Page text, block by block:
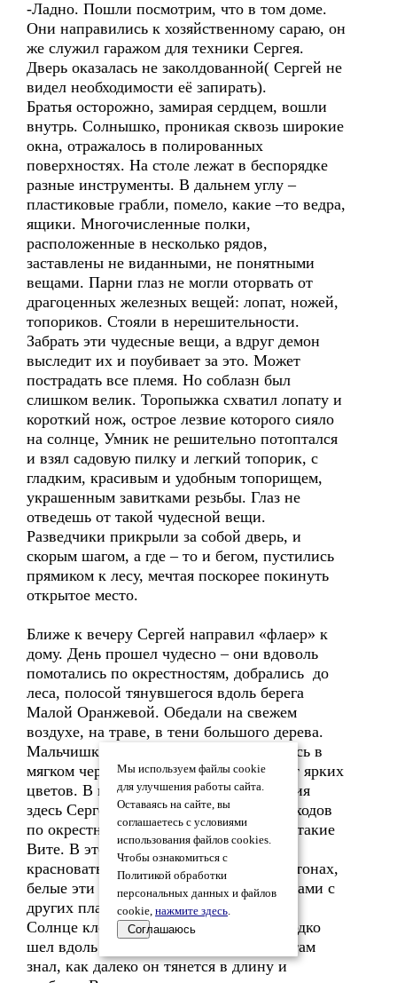
-Ладно. Пошли посмотрим, что в том доме.
Они направились к хозяйственному сараю, он
же служил гаражом для техники Сергея.
Дверь оказалась не заколдованной( Сергей не
видел необходимости её запирать).
Братья осторожно, замирая сердцем, вошли
внутрь. Солнышко, проникая сквозь широкие
окна, отражалось в полированных
поверхностях. На столе лежат в беспорядке
разные инструменты. В дальнем углу –
пластиковые грабли, помело, какие –то ведра,
ящики. Многочисленные полки,
расположенные в несколько рядов,
заставлены не виданными, не понятными
вещами. Парни глаз не могли оторвать от
драгоценных железных вещей: лопат, ножей,
топориков. Стояли в нерешительности.
Забрать эти чудесные вещи, а вдруг демон
выследит их и поубивает за это. Может
пострадать все племя. Но соблазн был
слишком велик. Торопыжка схватил лопату и
короткий нож, острое лезвие которого сияло
на солнце, Умник не решительно потоптался
и взял садовую пилку и легкий топорик, с
гладким, красивым и удобным топорищем,
украшенным завитками резьбы. Глаз не
отведешь от такой чудесной вещи.
Разведчики прикрыли за собой дверь, и
скорым шагом, а где – то и бегом, пустились
прямиком к лесу, мечтая поскорее покинуть
открытое место.
Ближе к вечеру Сергей направил «флаер» к
дому. День прошел чудесно – они вдоволь
помотались по окрестностям, добрались до
леса, полосой тянувшегося вдоль берега
Малой Оранжевой. Обедали на свежем
воздухе, на траве, в тени большого дерева.
Мальчишки набегались и накувыркались в
мягком черном мхе. Вита собрала букет ярких
цветов. В первые месяцы их пребывания
здесь Сергей, возвращаясь из своих походов
по окрестностям, постоянно приносил такие
Вите. В этом мире, выдержанном в
красноватых и желтых приглушенных тонах,
белые эти бутоны выглядели пришельцами с
других планет.
Солнце клонилось к закату. «Флаер» ходко
шел вдоль кромки леса. Сергей по картам
знал, как далеко он тянется в длину и
Мы используем файлы cookie
для улучшения работы сайта.
Оставаясь на сайте, вы
соглашаетесь с условиями
использования файлов cookies.
Чтобы ознакомиться с
Политикой обработки
персональных данных и файлов
cookie, нажмите здесь.
Соглашаюсь